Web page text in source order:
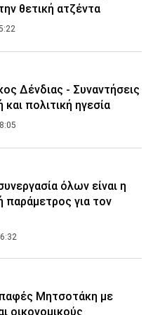
θετική ατζέντα
Δένδιας - Συναντήσεις
και πολιτική ηγεσία
όλων είναι η
παράμετρος για τον
Μητσοτάκη με
οικονομικούς